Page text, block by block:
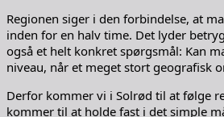
Regionen siger i den forbindelse, at
inden for en halv time. Det lyder
også et helt konkret spørgsmål: Kan
niveau, når et meget stort geografisk
Derfor kommer vi i Solrød til at følge
kommer til at holde fast i det simple